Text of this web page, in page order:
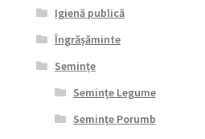
Igienă publică
Îngrășăminte
Semințe
Semințe Legume
Semințe Porumb